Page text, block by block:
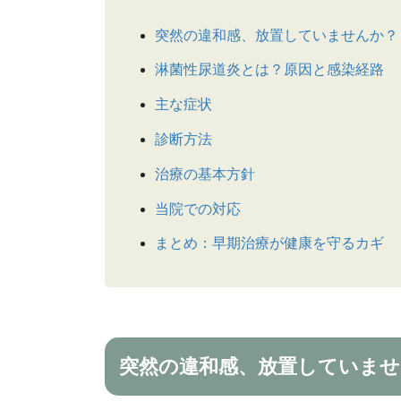
突然の違和感、放置していませんか？
淋菌性尿道炎とは？原因と感染経路
主な症状
診断方法
治療の基本方針
当院での対応
まとめ：早期治療が健康を守るカギ
突然の違和感、放置していま